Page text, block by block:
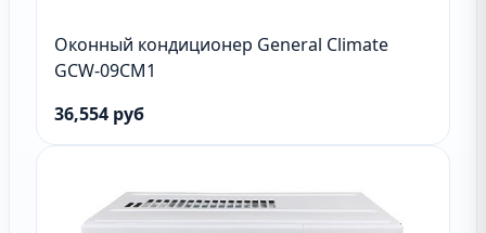
Оконный кондиционер General Climate
GCW-09CM1
36,554 руб